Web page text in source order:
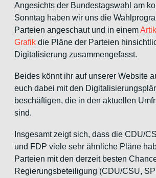
Angesichts der Bundestagswahl am
Sonntag haben wir uns die
Parteien angeschaut und in einem
Grafik die Pläne der Parteien
Digitalisierung zusammengefasst.
Beides könnt ihr auf unserer Website
euch dabei mit den
beschäftigen, die in den aktuellen
sind.
Insgesamt zeigt sich, dass die CDU/
und FDP viele sehr ähnliche Pläne
Parteien mit den derzeit besten
Regierungsbeteiligung (CDU/CSU,